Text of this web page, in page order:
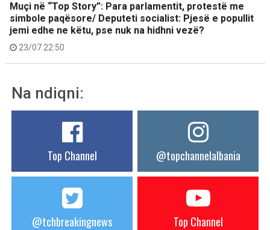
Muçi në “Top Story”: Para parlamentit, protestë me
simbole paqësore/ Deputeti socialist: Pjesë e popullit
jemi edhe ne këtu, pse nuk na hidhni vezë?
23/07 22:50
Na ndiqni:
Top Channel @topchannelalbania
@tchbreakingnews Top Channel